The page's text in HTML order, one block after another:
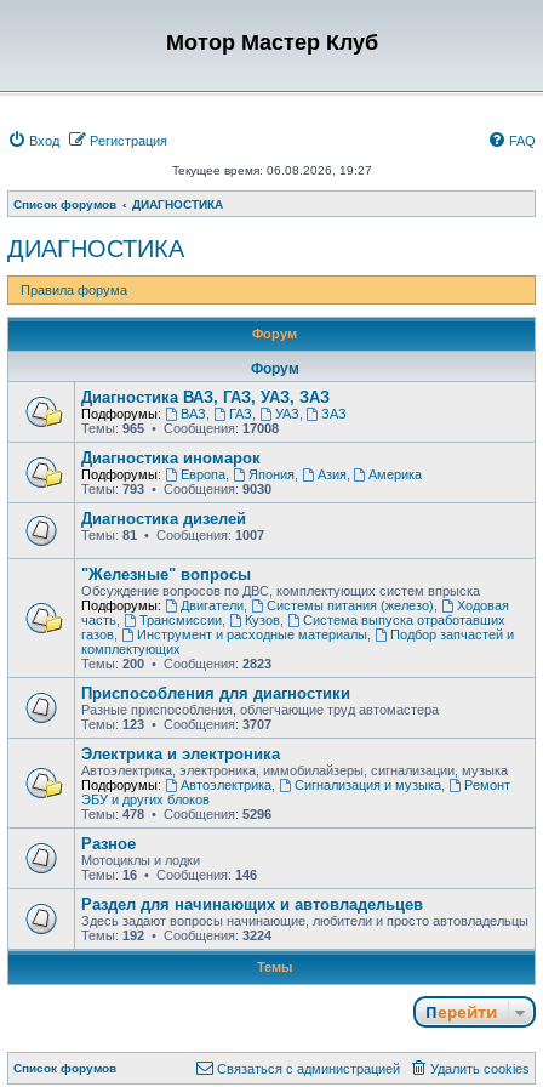
Мотор Мастер Клуб
Вход Регистрация FAQ
Текущее время: 06.08.2026, 19:27
Список форумов ДИАГНОСТИКА
ДИАГНОСТИКА
Правила форума
Форум
Форум
Диагностика ВАЗ, ГАЗ, УАЗ, ЗАЗ
Подфорумы: ВАЗ ГАЗ УАЗ
ЗАЗ
Темы: 965 • Сообщения: 17008
Диагностика иномарок
Подфорумы: Европа, Япония, Азия,
Америка
Темы: 793 • Сообщения: 9030
Диагностика дизелей
Темы: 81 • Сообщения: 1007
"Железные" вопросы
Обсуждение вопросов по ДВС, комплектующих систем впрыска
Подфорумы:
Двигатели, Системы питания (железо)
Ходовая
часть
Трансмиссии, Кузов,
Система выпуска отработавших
газов
Инструмент и расходные материалы,
Подбор запчастей и
комплектующих
Темы: 200 • Сообщения: 2823
Приспособления для диагностики
Разные приспособления, облегчающие труд автомастера
Темы: 123 • Сообщения: 3707
Электрика и электроника
Автоэлектрика, электроника, иммобилайзеры, сигнализации, музыка
Подфорумы:
Автоэлектрика, Сигнализация и музыка,
Ремонт
ЭБУ и других блоков
Темы: 478 • Сообщения: 5296
Разное
Мотоциклы и лодки
Темы: 16 • Сообщения: 146
Раздел для начинающих и автовладельцев
Здесь задают вопросы начинающие, любители и просто автовладельцы
Темы: 192 • Сообщения: 3224
Темы
Перейти
Список форумов Удалить cookies
Связаться с администрацией